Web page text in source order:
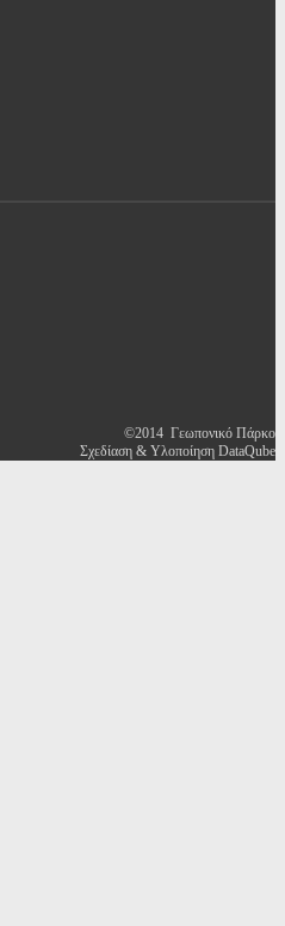
©2014 Γεωπονικό Πάρκο
Σχεδίαση & Υλοποίηση DataQube